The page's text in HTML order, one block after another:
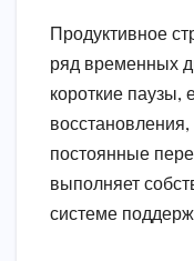
Продуктивное
ряд временных
короткие
постоянные
выполняет
системе